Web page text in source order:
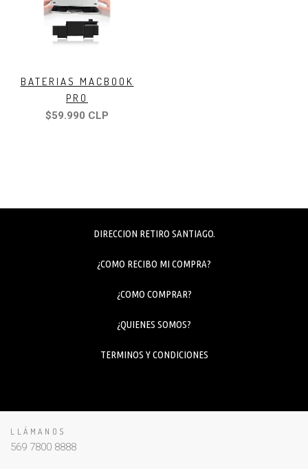
BATERIAS MACBOOK
PRO
$59.990 CLP
DIRECCION RETIRO SANTIAGO.
¿COMO RECIBO MI COMPRA?
¿COMO COMPRAR?
¿QUIENES SOMOS?
TERMINOS Y CONDICIONES
LLÁMANOS
569 7800 8888